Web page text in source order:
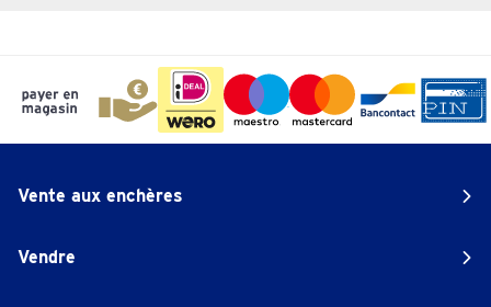
Vente aux enchères
Vendre